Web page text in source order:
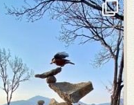
3月 18